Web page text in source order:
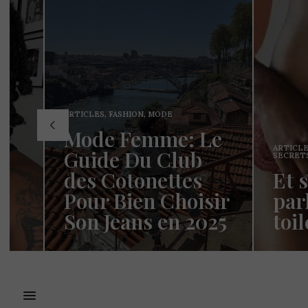
ARTICLES BEAUTÉ,
SECRETS DE FEMMES
Et si nous
parlions de la
toilette intime?
Hello les Cotonettes!!! Cela fait un